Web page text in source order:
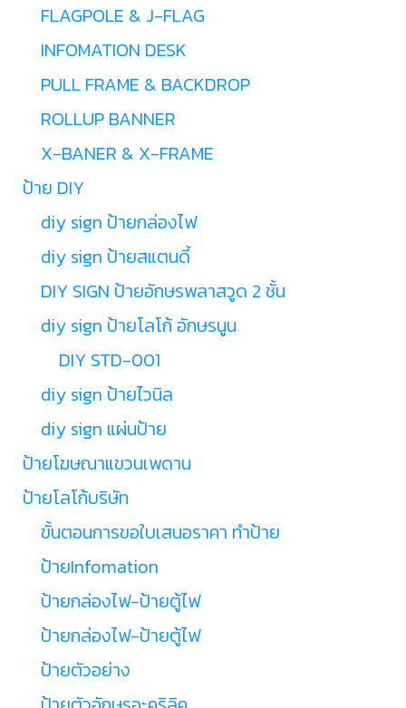
FLAGPOLE & J-FLAG
INFOMATION DESK
PULL FRAME & BACKDROP
ROLLUP BANNER
X-BANER & X-FRAME
ป้าย DIY
diy sign ป้ายกล่องไฟ
diy sign ป้ายสแตนดี้
DIY SIGN ป้ายอักษรพลาสวูด 2 ชั้น
diy sign ป้ายโลโก้ อักษรนูน
DIY STD-001
diy sign ป้ายไวนิล
diy sign แผ่นป้าย
ป้ายโฆษณาแขวนเพดาน
ป้ายโลโก้บริษัท
ขั้นตอนการขอใบเสนอราคา ทำป้าย
ป้ายInfomation
ป้ายกล่องไฟ-ป้ายตู้ไฟ
ป้ายกล่องไฟ-ป้ายตู้ไฟ
ป้ายตัวอย่าง